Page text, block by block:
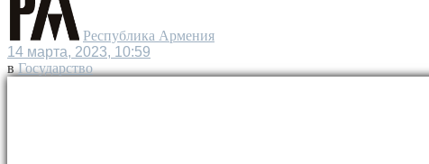
Республика Армения
14 марта, 2023, 10:59
в Государство